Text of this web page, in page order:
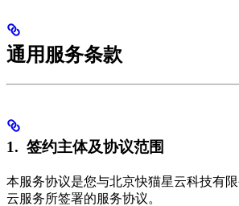
通用服务条款
1. 签约主体及协议范围
本服务协议是您与北京快猫星云科技有
云服务所签署的服务协议。